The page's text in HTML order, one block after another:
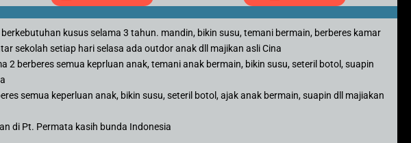
kusus selama 3 tahun. mandin, bikin susu, temani bermain, berberes kamar
sekolah setiap hari selasa ada outdor anak dll majikan asli Cina
2 berberes semua keprluan anak, temani anak bermain, bikin susu, seteril botol, suapin
semua keperluan anak, bikin susu, seteril botol, ajak anak bermain, suapin dll majiakan
di Pt. Permata kasih bunda Indonesia